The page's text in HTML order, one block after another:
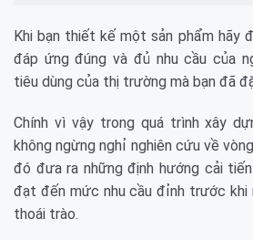
Khi bạn thiết kế một sản phẩm hãy
đáp ứng đúng và đủ nhu cầu của
tiêu dùng của thị trường mà bạn đã
Chính vì vậy trong quá trình xây
không ngừng nghỉ nghiên cứu về
đó đưa ra những định hướng cải
đạt đến mức nhu cầu đỉnh trước khi
thoái trào.